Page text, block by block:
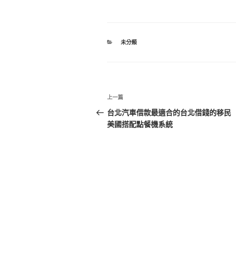
分
未分類
文
章
導
上
一
篇
上一篇
台北汽車借款最適合的台北借錢的移民
美國搭配點餐機系統